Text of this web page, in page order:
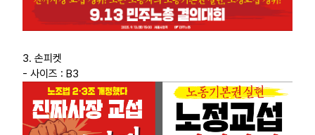
3. 손피켓
- 사이즈 : B3